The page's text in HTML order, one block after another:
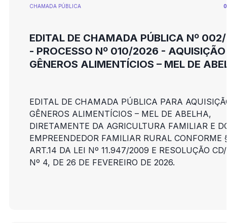
CHAMADA PÚBLICA
EDITAL DE CHAMADA PÚBLICA Nº
- PROCESSO Nº 010/2026 - AQUISIÇÃO
GÊNEROS ALIMENTÍCIOS – MEL DE
EDITAL DE CHAMADA PÚBLICA PARA
GÊNEROS ALIMENTÍCIOS – MEL DE ABELHA,
DIRETAMENTE DA AGRICULTURA FAMILIAR E
EMPREENDEDOR FAMILIAR RURAL CONFORME
ART.14 DA LEI Nº 11.947/2009 E RESOLUÇÃO
Nº 4, DE 26 DE FEVEREIRO DE 2026.